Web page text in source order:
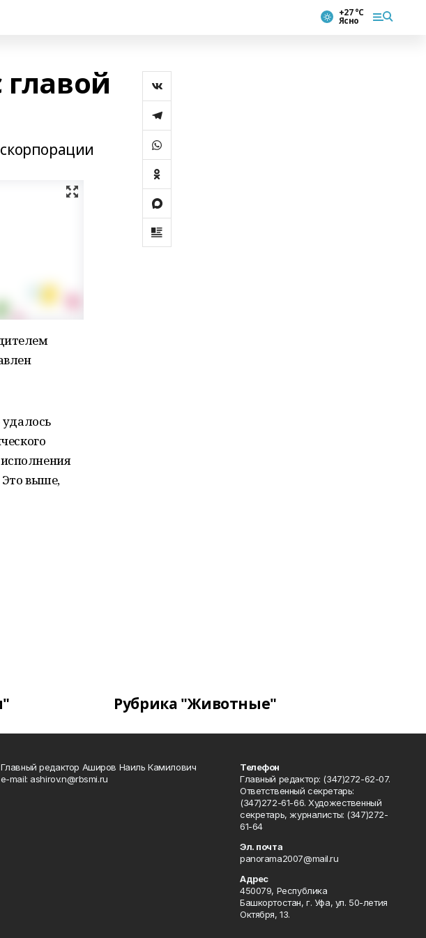
+27 °С
Ясно
Это выше,
Рубрика "Животные"
Главный редактор Аширов Наиль Камилович
e-mail: ashirov.n@rbsmi.ru
Телефон
Главный редактор: (347)272-62-07.
Ответственный секретарь:
(347)272-61-66. Художественный
секретарь, журналисты: (347)272-
61-64
Эл. почта
panorama2007@mail.ru
Адрес
450079, Республика
Башкортостан, г. Уфа, ул. 50-летия
Октября, 13.